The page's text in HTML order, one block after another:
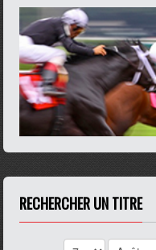
RECHERCHER UN TITRE